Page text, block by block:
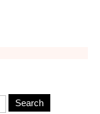
Search